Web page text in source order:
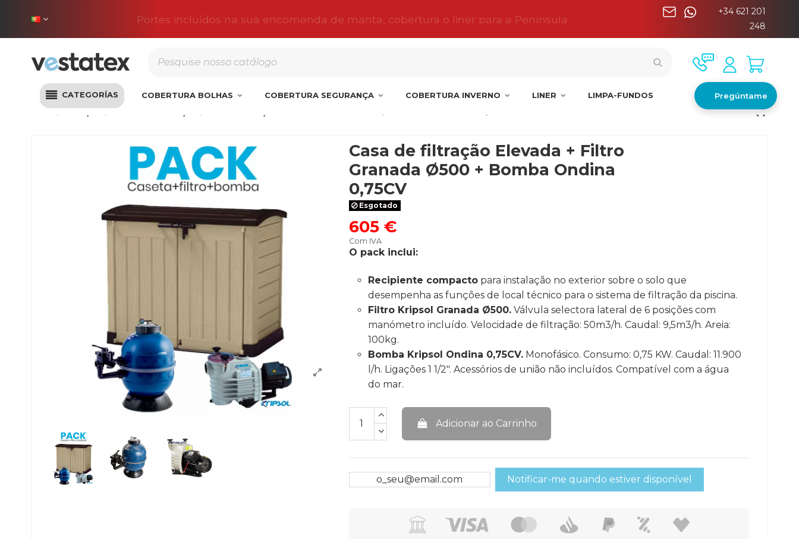
Portes incluídos na sua encomenda de manta, cobertura o liner para a Península
+34 621 201
248
CATEGORÍAS COBERTURA BOLHAS COBERTURA SEGURANÇA COBERTURA INVERNO LINER LIMPA-FUNDOS Pregúntame
Início Filtração Cabanas de filtração
Casa de filtração Elevada + Filtro
Granada Ø500 + Bomba Ondina
0,75CV
Esgotado
605 €
Com IVA
O pack inclui:
Recipiente compactopara instalação no exterior sobre o solo que
desempenha as funções de local técnico para o sistema de filtração da piscina.
Filtro Kripsol Granada Ø500.Válvula selectora lateral de 6 posições com
manómetro incluído. Velocidade de filtração: 50m3/h. Caudal: 9,5m3/h. Areia:
100kg.
Bomba Kripsol Ondina 0,75CV.Monofásico. Consumo: 0,75 KW. Caudal: 11.900
l/h. Ligações 1 1/2". Acessórios de união não incluídos. Compatível com a água
do mar.
Adicionar ao Carrinho
Notificar-me quando estiver disponível